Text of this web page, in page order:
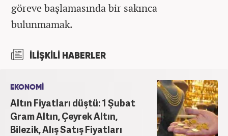
göreve başlamasında bir sakınca
bulunmamak.
İLİŞKİLİ HABERLER
EKONOMİ
Altın Fiyatları düştü: 1 Şubat
Gram Altın, Çeyrek Altın,
Bilezik, Alış Satış Fiyatları